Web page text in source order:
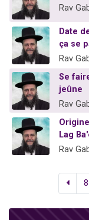
Rav
Date
ça se
Rav
Se
jeûne
Rav
Lag
Rav
8